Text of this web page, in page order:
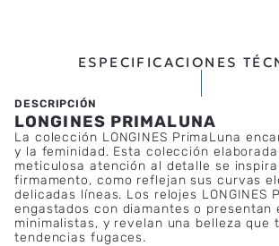
ESPECIFICACIONES
LONGINES PRIMALUNA
La colección LONGINES PrimaLuna
y la feminidad. Esta colección
meticulosa atención al detalle se
firmamento, como reflejan sus curvas
delicadas líneas. Los relojes LONGINES
engastados con diamantes o presentan
minimalistas, y revelan una belleza que
tendencias fugaces.